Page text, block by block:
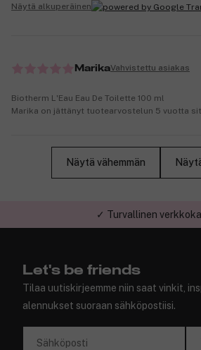
Näytä alkuperäinen
MarikaVahvistettu asiakas
Biotherm L'Eau Eau De Toilette 100 ml
Marika on jättänyt tuotearvostelun 5 vuotta
Näytä vähemmän
✓ Turvallinen
Let's be friends
Tilaa uutiskirjeemme niin saat vinkit,
alennukset suoraan sähköpostiisi.
Sähköposti